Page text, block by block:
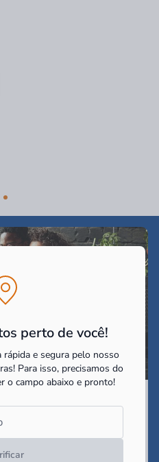
perto de você!
rápida e segura pelo nosso
Para isso, precisamos do
o campo abaixo e pronto!
e